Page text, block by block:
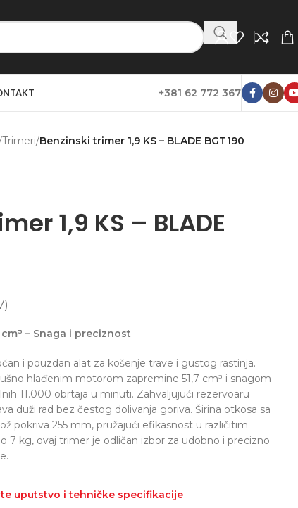
+381 62 772 367
Trimeri/Benzinski trimer 1,9 KS – BLADE BGT190
1,9 KS – BLADE
– Snaga i preciznost
i pouzdan alat za košenje trave i gustog rastinja.
hlađenim motorom zapremine 51,7 cm³ i snagom
11.000 obrtaja u minuti. Zahvaljujući rezervoaru
duži rad bez čestog dolivanja goriva. Širina otkosa sa
pokriva 255 mm, pružajući efikasnost u različitim
7 kg, ovaj trimer je odličan izbor za udobno i precizno
uputstvo i tehničke specifikacije